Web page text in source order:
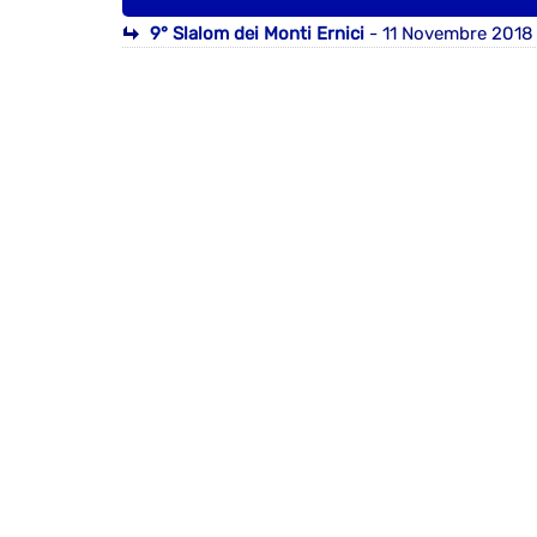
9° Slalom dei Monti Ernici - 11 Novembre 2018